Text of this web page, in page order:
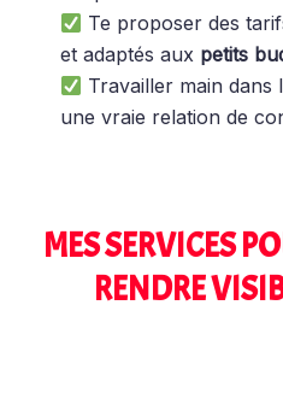
Te proposer des
et adaptés aux petits
Travailler main dans
une vraie relation de
MES SERVICES
RENDRE